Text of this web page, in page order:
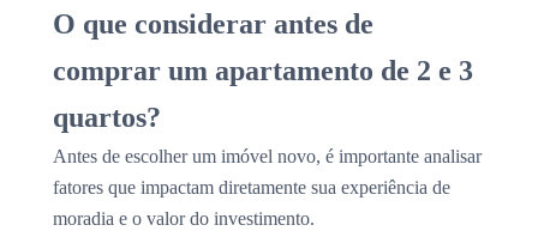
O que considerar antes de
comprar um apartamento de 2 e 3
quartos?
Antes de escolher um imóvel novo, é importante analisar
fatores que impactam diretamente sua experiência de
moradia e o valor do investimento.